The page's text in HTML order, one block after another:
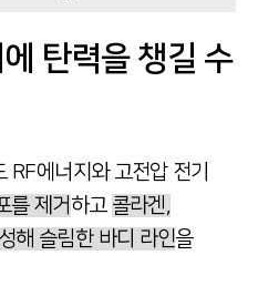
탄력을 챙길 수
RF에너지와 고전압 전기
를 제거하고 콜라겐,
해 슬림한 바디 라인을